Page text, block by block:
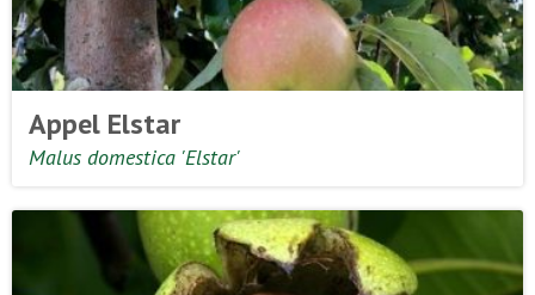
Appel Elstar
Malus domestica 'Elstar'